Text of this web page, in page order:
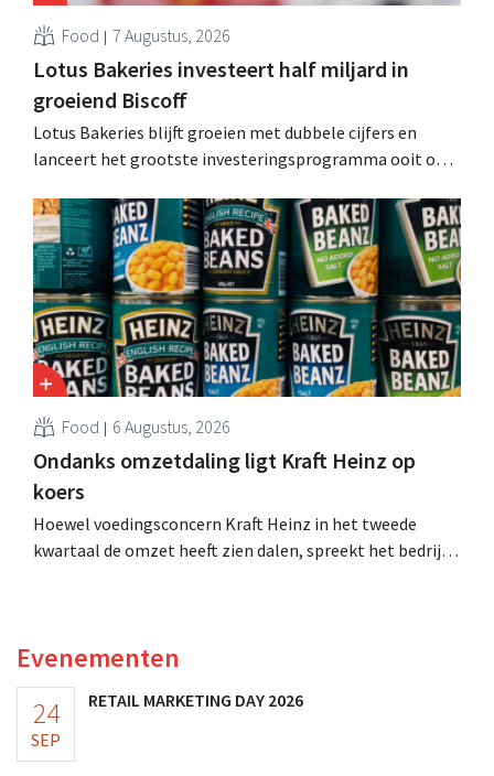
Food 7 Augustus, 2026
Lotus Bakeries investeert half miljard in
groeiend Biscoff
Lotus Bakeries blijft groeien met dubbele cijfers en
lanceert het grootste investeringsprogramma ooit om
moeten dit momentum grijpen”.
Food 6 Augustus, 2026
Ondanks omzetdaling ligt Kraft Heinz op
koers
Hoewel voedingsconcern Kraft Heinz in het tweede
kwartaal de omzet heeft zien dalen, spreekt het bedrijf
Evenementen
24
SEP
RETAIL MARKETING DAY 2026